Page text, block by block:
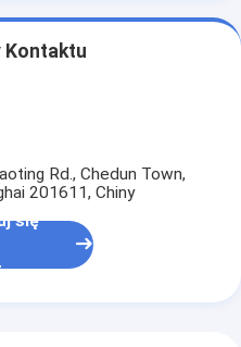
Kontaktu
Rd., Chedun Town,
201611, Chiny
się